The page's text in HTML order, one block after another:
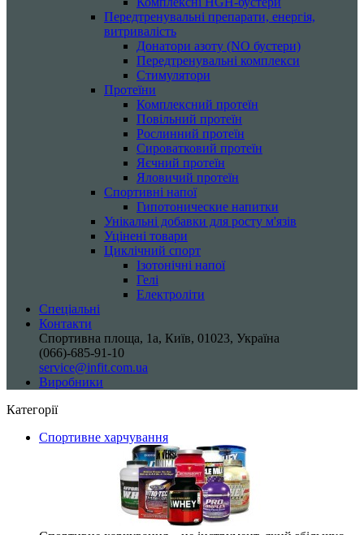
Передтренувальні препарати, енергія,
витривалість
Донатори азоту (NO бустери)
Передтренувальні комплекси
Стимулятори
Протеїни
Комплексний протеїн
Повільний протеїн
Рослинний протеїн
Сироватковий протеїн
Яєчний протеїн
Яловичий протеїн
Спортивні напої
Гипотонические напитки
Унікальні добавки для росту м'язів
Уцінені товари
Циклічний спорт
Ізотонічні напої
Гелі
Електроліти
Спеціальні
Контакти
Спортивна площа, 1a, Київ, 01023, Україна
(066)-685-91-10
service@infit.com.ua
Виробники
Категорії
Спортивне харчування